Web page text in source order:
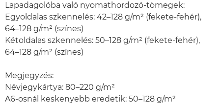
Lapadagolóba való nyomathordozó-tömegek:
Egyoldalas szkennelés: 42–128 g/m² (fekete-fehér),
64–128 g/m² (színes)
Kétoldalas szkennelés: 50–128 g/m² (fekete-fehér),
64–128 g/m² (színes)
Megjegyzés:
Névjegykártya: 80–220 g/m²
A6-osnál keskenyebb eredetik: 50–128 g/m²